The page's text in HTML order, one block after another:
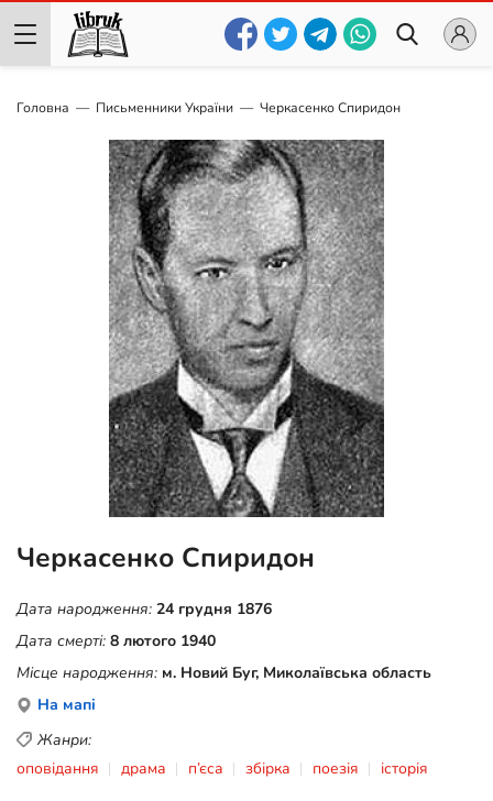
Головна Письменники України Черкасенко Спиридон
Черкасенко Спиридон
Дата народження: 24 грудня 1876
Дата смерті: 8 лютого 1940
Місце народження: м. Новий Буг, Миколаївська область
На мапі
Жанри:
оповідання
драма п’єса збірка поезія історія